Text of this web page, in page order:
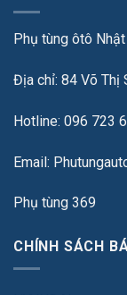
Phụ tùng ôtô
Địa chỉ: 84 Võ Thị
Hotline: 096 723
Email:
Phụ tùng 369
CHÍNH SÁCH